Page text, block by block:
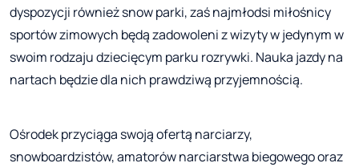
dyspozycji również snow parki, zaś najmłodsi miłośnicy
sportów zimowych będą zadowoleni z wizyty w jedynym w
swoim rodzaju dziecięcym parku rozrywki. Nauka jazdy na
nartach będzie dla nich prawdziwą przyjemnością.
Ośrodek przyciąga swoją ofertą narciarzy,
snowboardzistów, amatorów narciarstwa biegowego oraz